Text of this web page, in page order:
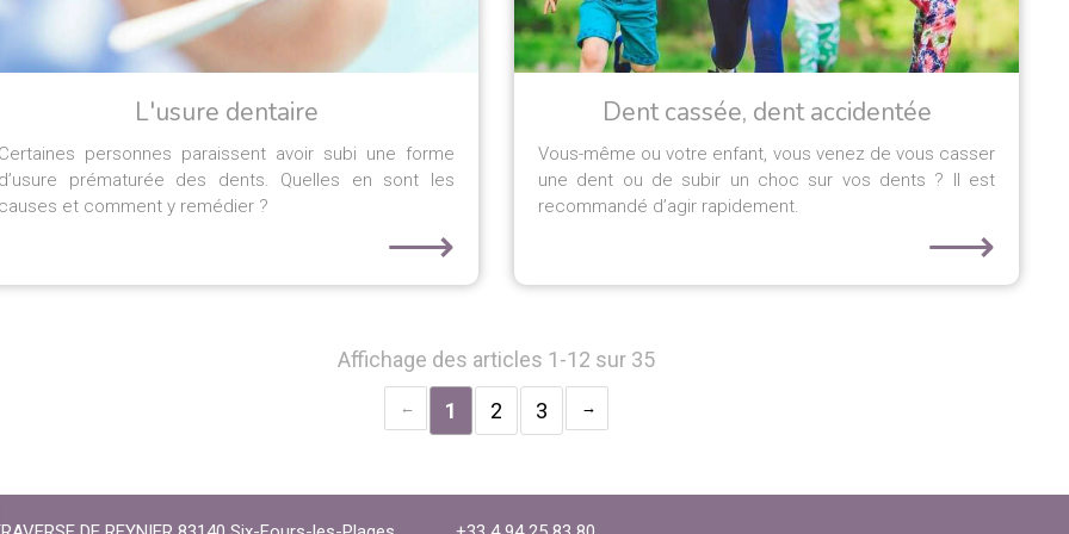
L'usure dentaire
personnes paraissent avoir subi une forme
prématurée des dents. Quelles en sont les
et comment y remédier ?
⟶
Dent cassée, dent accidentée
Vous-même ou votre enfant, vous venez de vous casser
une dent ou de subir un choc sur vos dents ? Il est
recommandé d’agir rapidement.
⟶
Affichage des articles 1-12 sur 35
1 2 3